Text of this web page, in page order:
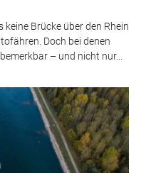
Brücke über den Rhein
Doch bei denen
– und nicht nur...